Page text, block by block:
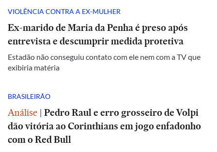
VIOLÊNCIA CONTRA A EX-MULHER
Ex-marido de Maria da Penha é preso após
entrevista e descumprir medida protetiva
Estadão não conseguiu contato com ele nem com a TV que
exibiria matéria
BRASILEIRÃO
Análise | Pedro Raul e erro grosseiro de Volpi
dão vitória ao Corinthians em jogo enfadonho
com o Red Bull